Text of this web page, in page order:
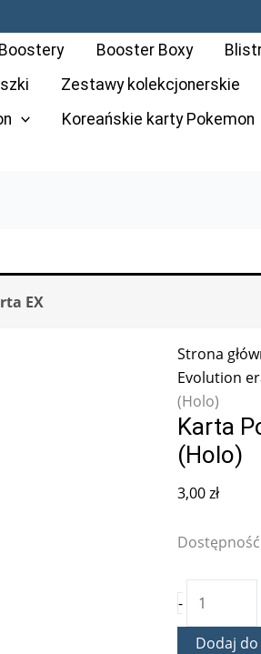
Boostery Booster Boxy
Zestawy kolekcjonerskie
Koreańskie karty Pokemon
EX
Strona
Evolution
(Holo)
Karta
(Holo)
3,00zł
-
Karta
Pokémon:
Phantasmal
-
Dodaj do